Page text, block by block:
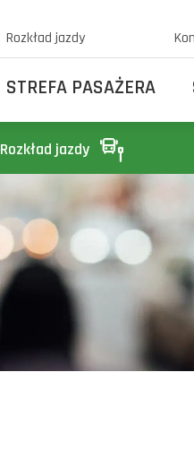
Rozkład jazdy
STREFA PASAŻERA
Rozkład jazdy